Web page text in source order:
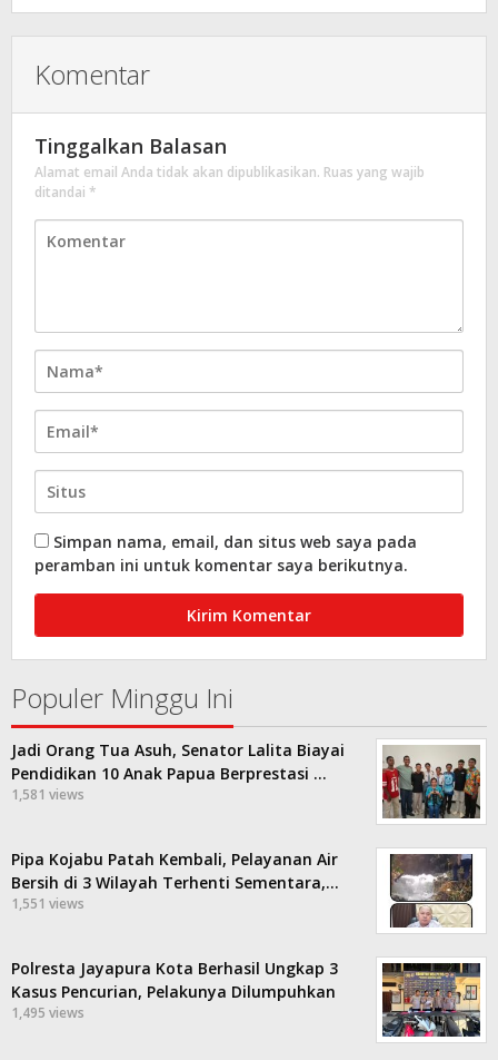
Komentar
Tinggalkan Balasan
Alamat email Anda tidak akan dipublikasikan. Ruas yang wajib
ditandai *
Simpan nama, email, dan situs web saya pada
peramban ini untuk komentar saya berikutnya.
Populer Minggu Ini
Jadi Orang Tua Asuh, Senator Lalita Biayai
Pendidikan 10 Anak Papua Berprestasi …
1,581 views
Pipa Kojabu Patah Kembali, Pelayanan Air
Bersih di 3 Wilayah Terhenti Sementara,…
1,551 views
Polresta Jayapura Kota Berhasil Ungkap 3
Kasus Pencurian, Pelakunya Dilumpuhkan
1,495 views